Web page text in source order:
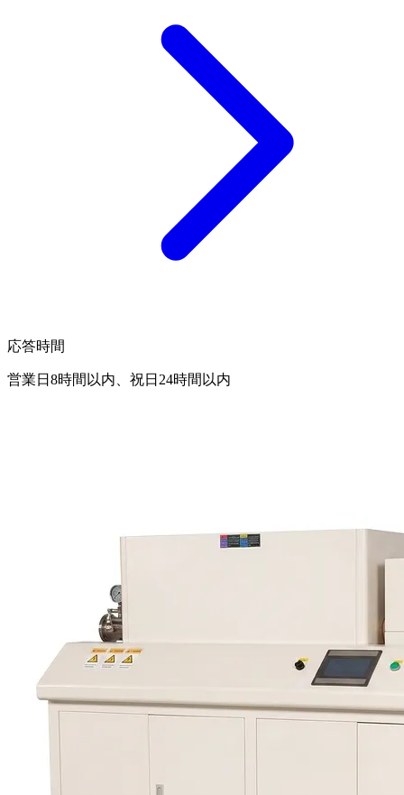
応答時間
営業日8時間以内、祝日24時間以内